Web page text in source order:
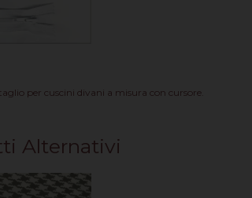
per cuscini divani a misura con cursore.
Alternativi